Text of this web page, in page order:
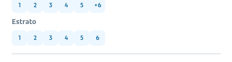
1 2 3 4 5 +6
Estrato
1 2 3 4 5 6